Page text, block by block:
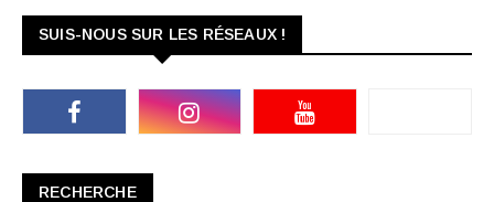
SUIS-NOUS SUR LES RÉSEAUX !
RECHERCHE